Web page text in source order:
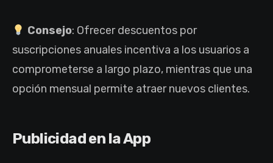
Consejo: Ofrecer descuentos por
suscripciones anuales incentiva a los usuarios a
comprometerse a largo plazo, mientras que una
opción mensual permite atraer nuevos clientes.
Publicidad en la App